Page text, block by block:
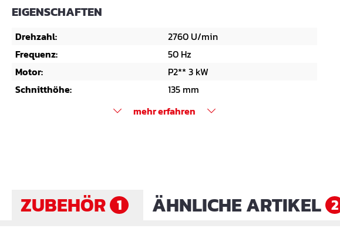
EIGENSCHAFTEN
Drehzahl:
2760 U/min
Frequenz:
50 Hz
Motor:
P2** 3 kW
Schnitthöhe:
135 mm
mehr erfahren
ZUBEHÖR 1 ÄHNLICHE ARTIKEL 2